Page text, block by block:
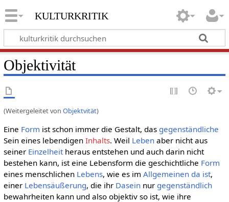
kulturkritik
Objektivität
(Weitergeleitet von Objektvität)
Eine Form ist schon immer die Gestalt, das gegenständliche
Sein eines lebendigen Inhalts. Weil Lebenaber nicht aus
seiner Einzelheitheraus entstehen und auch darin nicht
bestehen kann, ist eine Lebensform die geschichtliche Form
eines menschlichen Lebens, wie es im Allgemeinen da ist,
einer Lebensäußerung, die ihr Daseinnur gegenständlich
bewahrheiten kann und also objektiv so ist, wie ihre